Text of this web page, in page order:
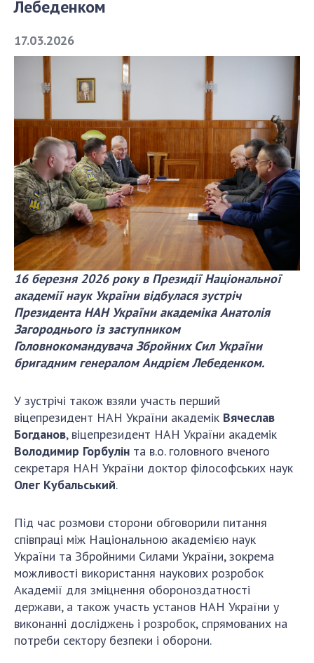
СТРУКТУРА
Президія НАН України
Апарат Президії
Секція фізико-технічних і математичних
наук
Секція хімічних і біологічних наук
Секція суспільних і гуманітарних наук
Установи при Президії
Ради, комітети та комісії
Наукові центри МОН та НАН України
Громадські організації
ДІЯЛЬНІСТЬ
Засідання Президії НАН України
Річні звіти НАН України
Річні фінансові звіти НАН України
Наукові публікації та видавнича діяльність
Охорона прав інтелектуальної власності та
трансфер технологій в наукових установах
надбання
Центри колективного користування
науковими приладами НАН України
Оцінювання ефективності діяльності
наукових установ
Конкурси наукових досліджень НАН України
Відкрита наука в НАН України
Підготовка наукових кадрів
Лебеденком
17.03.2026
16 березня 2026 року в Президії Національної
академії наук України відбулася зустріч
Президента НАН України академіка Анатолія
Загороднього із заступником
Головнокомандувача Збройних Сил України
бригадним генералом Андрієм Лебеденком.
У зустрічі також взяли участь перший
віцепрезидент НАН України академік Вячеслав
Богданов, віцепрезидент НАН України академік
Володимир Горбулін та в.о. головного вченого
секретаря НАН України доктор філософських наук
Олег Кубальський.
Під час розмови сторони обговорили питання
співпраці між Національною академією наук
України та Збройними Силами України, зокрема
можливості використання наукових розробок
Академії для зміцнення обороноздатності
держави, а також участь установ НАН України у
виконанні досліджень і розробок, спрямованих на
потреби сектору безпеки і оборони.